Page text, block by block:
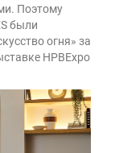
Поэтому
были
огня» за
HPBExpo